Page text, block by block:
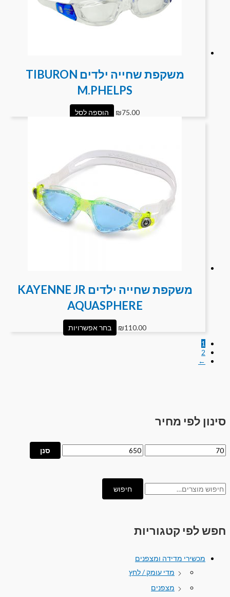
סינון לפי מחיר
סנן
חיפוש
חפש לפי קטגוריות
מכשירי מדידה ומצפנים
מדי עומק / לחץ
מצפנים
משקפת שחייה ילדים TIBURON
M.PHELPS
₪75.00 הוספה לסל
משקפת שחייה ילדים KAYENNE JR
AQUASPHERE
₪110.00
בחר אפשרויות
1
2
←